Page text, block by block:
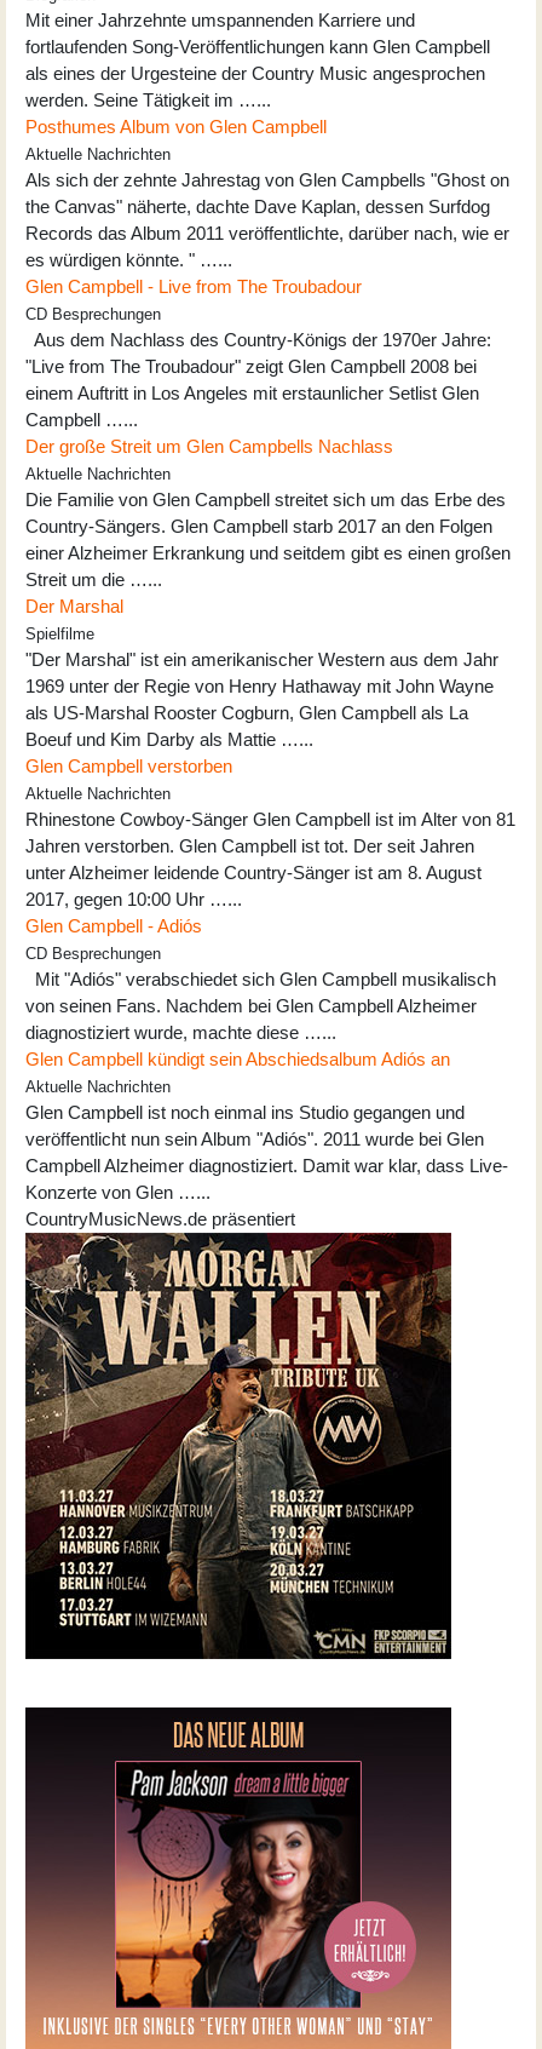
Mit einer Jahrzehnte umspannenden Karriere und
fortlaufenden Song-Veröffentlichungen kann Glen Campbell
als eines der Urgesteine der Country Music angesprochen
werden. Seine Tätigkeit im …...
Posthumes Album von Glen Campbell
Aktuelle Nachrichten
Als sich der zehnte Jahrestag von Glen Campbells "Ghost on
the Canvas" näherte, dachte Dave Kaplan, dessen Surfdog
Records das Album 2011 veröffentlichte, darüber nach, wie er
es würdigen könnte. " …...
Glen Campbell - Live from The Troubadour
CD Besprechungen
Aus dem Nachlass des Country-Königs der 1970er Jahre:
"Live from The Troubadour" zeigt Glen Campbell 2008 bei
einem Auftritt in Los Angeles mit erstaunlicher Setlist Glen
Campbell …...
Der große Streit um Glen Campbells Nachlass
Aktuelle Nachrichten
Die Familie von Glen Campbell streitet sich um das Erbe des
Country-Sängers. Glen Campbell starb 2017 an den Folgen
einer Alzheimer Erkrankung und seitdem gibt es einen großen
Streit um die …...
Der Marshal
Spielfilme
"Der Marshal" ist ein amerikanischer Western aus dem Jahr
1969 unter der Regie von Henry Hathaway mit John Wayne
als US-Marshal Rooster Cogburn, Glen Campbell als La
Boeuf und Kim Darby als Mattie …...
Glen Campbell verstorben
Aktuelle Nachrichten
Rhinestone Cowboy-Sänger Glen Campbell ist im Alter von 81
Jahren verstorben. Glen Campbell ist tot. Der seit Jahren
unter Alzheimer leidende Country-Sänger ist am 8. August
2017, gegen 10:00 Uhr …...
Glen Campbell - Adiós
CD Besprechungen
Mit "Adiós" verabschiedet sich Glen Campbell musikalisch
von seinen Fans. Nachdem bei Glen Campbell Alzheimer
diagnostiziert wurde, machte diese …...
Glen Campbell kündigt sein Abschiedsalbum Adiós an
Aktuelle Nachrichten
Glen Campbell ist noch einmal ins Studio gegangen und
veröffentlicht nun sein Album "Adiós". 2011 wurde bei Glen
Campbell Alzheimer diagnostiziert. Damit war klar, dass Live-
Konzerte von Glen …...
CountryMusicNews.de präsentiert